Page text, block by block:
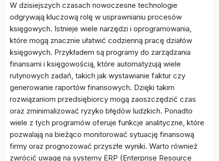
W dzisiejszych czasach nowoczesne technologie
odgrywają kluczową rolę w usprawnianiu procesów
księgowych. Istnieje wiele narzędzi i oprogramowania,
które mogą znacznie ułatwić codzienną pracę działów
księgowych. Przykładem są programy do zarządzania
finansami i księgowością, które automatyzują wiele
rutynowych zadań, takich jak wystawianie faktur czy
generowanie raportów finansowych. Dzięki takim
rozwiązaniom przedsiębiorcy mogą zaoszczędzić czas
oraz zminimalizować ryzyko błędów ludzkich. Ponadto
wiele z tych programów oferuje funkcje analityczne, które
pozwalają na bieżąco monitorować sytuację finansową
firmy oraz prognozować przyszłe wyniki. Warto również
zwrócić uwagę na systemy ERP (Enterprise Resource